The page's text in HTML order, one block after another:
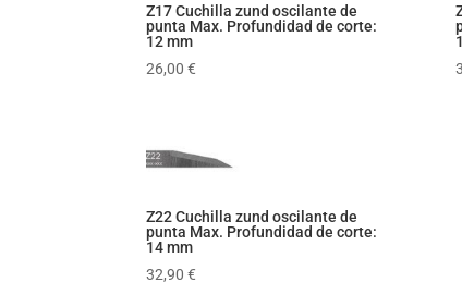
Z17 Cuchilla zund oscilante de
punta Max. Profundidad de corte:
12 mm
26,00€
Z22 Cuchilla zund oscilante de
punta Max. Profundidad de corte:
14 mm
32,90€